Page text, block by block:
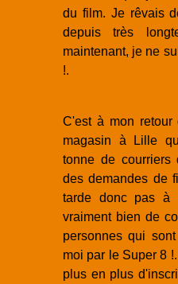
du film. Je rêvais
depuis très
maintenant, je ne
!.
C'est à mon retour
magasin à Lille
tonne de courriers
des demandes de
tarde donc pas à
vraiment bien de
personnes qui
moi par le Super 8
plus en plus